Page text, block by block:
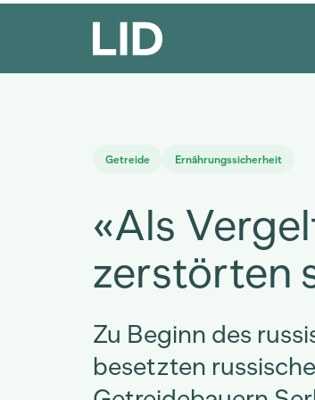
Getreide Ernährungssicherheit
«Als
zerstörten
Zu Beginn des
besetzten